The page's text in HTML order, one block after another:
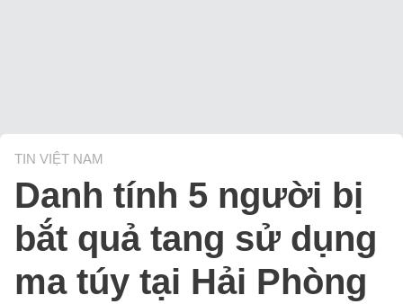
TIN VIỆT NAM
Danh tính 5 người bị
bắt quả tang sử dụng
ma túy tại Hải Phòng